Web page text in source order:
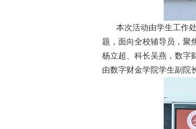
本次活动由学生工作
题，面向全校辅导员，聚
杨立超、科长吴燕，数字
由数字财金学院学生副院